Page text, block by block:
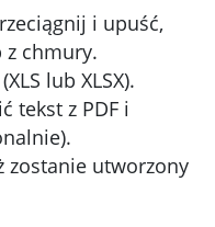
i upuść,
z chmury.
lub XLSX).
tekst z PDF i
zostanie utworzony